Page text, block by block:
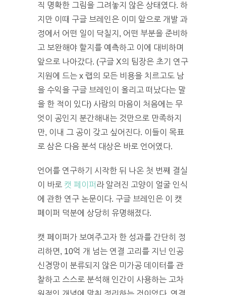
직 명확한 그림을 그려놓지 않은 상태였다. 하
지만 이때 구글 브레인은 이미 앞으로 개발 과
정에서 어떤 일이 닥칠지, 어떤 부분을 준비하
고 보완해야 할지를 예측하고 이에 대비하며
앞으로 나아갔다. (구글 X의 팀장은 초기 연구
지원에 드는 x 랩의 모든 비용을 치르고도 남
을 수익을 구글 브레인이 올리고 떠났다는 말
을 한 적이 있다) 사람의 마음이 처음에는 무
엇이 공인지 분간해내는 것만으로 만족하지
만, 이내 그 공이 갖고 싶어진다. 이들이 목표
로 삼은 다음 분석 대상은 바로 언어였다.
언어를 연구하기 시작한 뒤 나온 첫 번째 결실
이 바로 캣 페이퍼 라 알려진 고양이 얼굴 인식
에 관한 연구 논문이다. 구글 브레인은 이 캣
페이퍼 덕분에 상당히 유명해졌다.
캣 페이퍼가 보여주고자 한 성과를 간단히 정
리하면, 10억 개 넘는 연결 고리를 지닌 인공
신경망이 분류되지 않은 미가공 데이터를 관
찰하고 스스로 분석해 인간이 사용하는 고차